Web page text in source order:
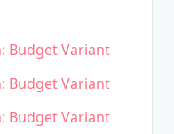
Budget Variant
Budget Variant
Budget Variant